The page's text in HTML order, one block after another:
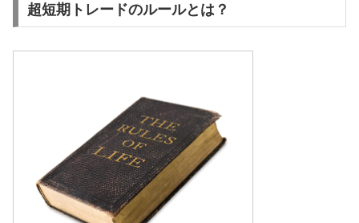
超短期トレードのルールとは？